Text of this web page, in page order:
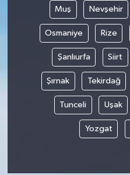
Muş Nevşehir
Osmaniye Rize
Şanlıurfa Siirt
Şırnak Tekirdağ
Tunceli Uşak
Yozgat